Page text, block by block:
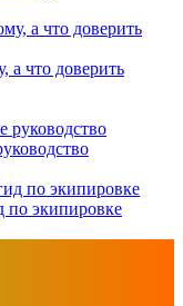
а что доверить
по экипировке